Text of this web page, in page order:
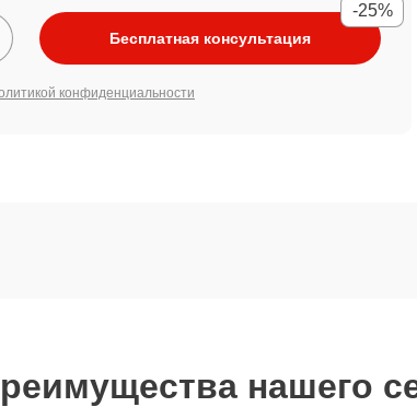
Бесплатная консультация
-25%
конфиденциальности
нашего